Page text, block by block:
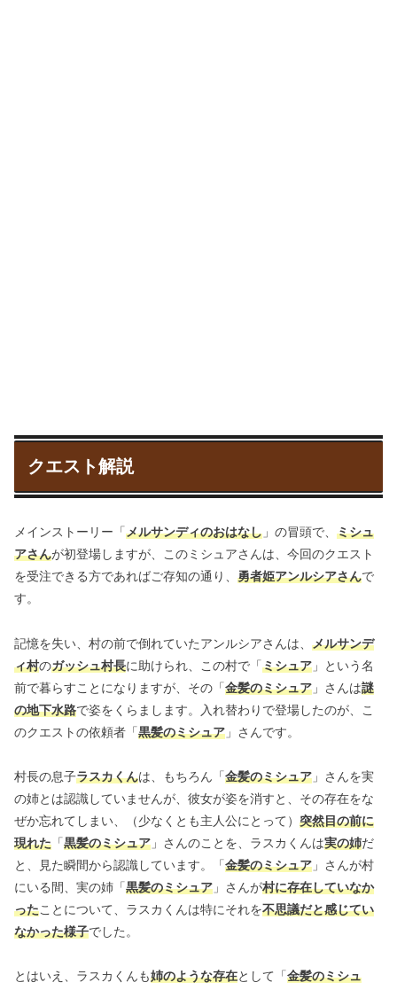
クエスト解説
メインストーリー「メルサンディのおはなし 」の冒頭で、 ミシュ
アさんが初登場しますが、このミシュアさんは、今回のクエスト
を受注できる方であればご存知の通り、 勇者姫アンルシアさんで
す。
記憶を失い、村の前で倒れていたアンルシアさんは、 メルサンデ
ィ村のガッシュ村長に助けられ、この村で「ミシュア 」という名
前で暮らすことになりますが、その「金髪のミシュア 」さんは謎
の地下水路で姿をくらまします。入れ替わりで登場したのが、こ
のクエストの依頼者「黒髪のミシュア 」さんです。
村長の息子ラスカくんは、もちろん「金髪のミシュア 」さんを実
の姉とは認識していませんが、彼女が姿を消すと、その存在をな
ぜか忘れてしまい、（少なくとも主人公にとって） 突然目の前に
現れた 「黒髪のミシュア 」さんのことを、ラスカくんは実の姉だ
と、見た瞬間から認識しています。「金髪のミシュア 」さんが村
にいる間、実の姉「黒髪のミシュア 」さんが村に存在していなか
ったことについて、ラスカくんは特にそれを不思議だと感じてい
なかった様子でした。
とはいえ、ラスカくんも姉のような存在として「金髪のミシュ